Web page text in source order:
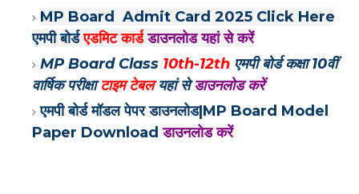
MP Board Admit Card 2025 Click Here
एमपी बोर्डएडमिट कार्ड डाउनलोड यहां से करें
MP Board Class 10th-12th एमपी बोर्ड कक्षा 10वीं
वार्षिक परीक्षाटाइम टेबलयहां सेडाउनलोड करें
एमपी बोर्ड मॉडल पेपर डाउनलोड|MP Board Model
Paper Downloadडाउनलोड करें